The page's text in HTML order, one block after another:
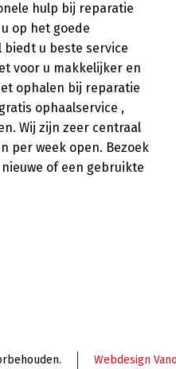
hulp bij reparatie
op het goede
biedt u beste service
voor u makkelijker en
ophalen bij reparatie
gratis ophaalservice ,
Wij zijn zeer centraal
per week open. Bezoek
of een gebruikte
Webdesign